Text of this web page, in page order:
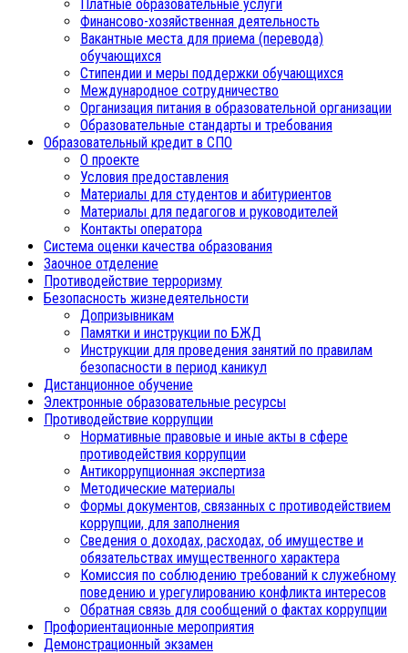
Платные образовательные услуги
Финансово-хозяйственная деятельность
Вакантные места для приема (перевода)
обучающихся
Стипендии и меры поддержки обучающихся
Международное сотрудничество
Организация питания в образовательной организации
Образовательные стандарты и требования
Образовательный кредит в СПО
О проекте
Условия предоставления
Материалы для студентов и абитуриентов
Материалы для педагогов и руководителей
Контакты оператора
Система оценки качества образования
Заочное отделение
Противодействие терроризму
Безопасность жизнедеятельности
Допризывникам
Памятки и инструкции по БЖД
Инструкции для проведения занятий по правилам
безопасности в период каникул
Дистанционное обучение
Электронные образовательные ресурсы
Противодействие коррупции
Нормативные правовые и иные акты в сфере
противодействия коррупции
Антикоррупционная экспертиза
Методические материалы
Формы документов, связанных с противодействием
коррупции, для заполнения
Сведения о доходах, расходах, об имуществе и
обязательствах имущественного характера
Комиссия по соблюдению требований к служебному
поведению и урегулированию конфликта интересов
Обратная связь для сообщений о фактах коррупции
Профориентационные мероприятия
Демонстрационный экзамен